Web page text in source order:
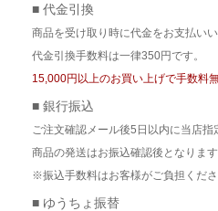
■ 代金引換
商品を受け取り時に代金をお支払いい
代金引換手数料は一律350円です。
15,000円以上のお買い上げで手数料
■ 銀行振込
ご注文確認メール後5日以内に当店指
商品の発送はお振込確認後となります
※振込手数料はお客様がご負担くださ
■ ゆうちょ振替